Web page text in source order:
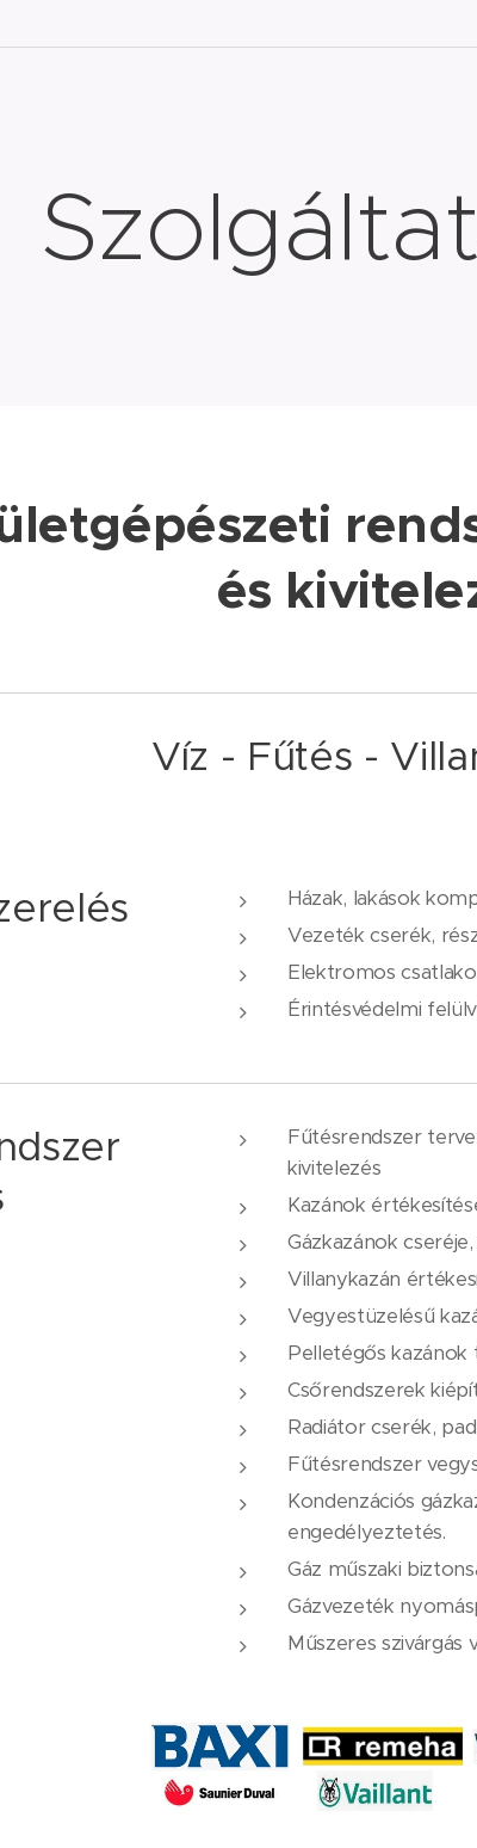
és
Víz - Fűtés -
Házak, lakások
Vezeték cserék,
Elektromos
Érintésvédelmi
Fűtésrendszer
kivitelezés
Kazánok
Gázkazánok
Villanykazán
Vegyestüzelésű
Pelletégős kazánok
Csőrendszerek
Radiátor cserék,
Fűtésrendszer
Kondenzációs
engedélyeztetés.
Gáz műszaki
Gázvezeték
Műszeres szivárgás